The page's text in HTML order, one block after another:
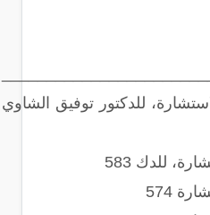
للدكتور توفيق الشاوي